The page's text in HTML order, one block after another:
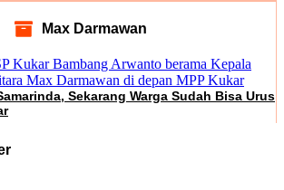
Max Darmawan
Sekarang Warga Sudah Bisa Urus